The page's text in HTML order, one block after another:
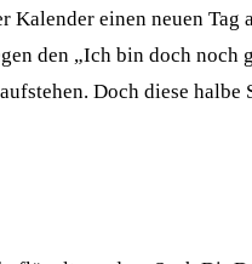
einen neuen
den „Ich bin doch noch
Doch diese